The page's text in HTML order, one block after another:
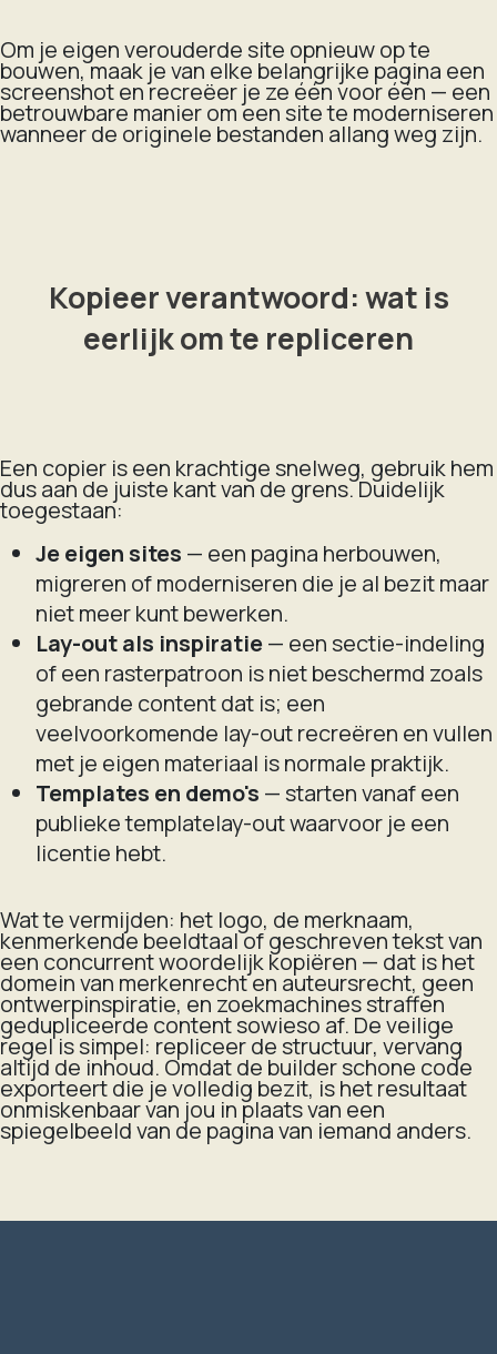
Om je eigen verouderde site opnieuw op te
bouwen, maak je van elke belangrijke pagina een
screenshot en recreëer je ze één voor één — een
betrouwbare manier om een site te moderniseren
wanneer de originele bestanden allang weg zijn.
Kopieer verantwoord: wat is
eerlijk om te repliceren
Een copier is een krachtige snelweg, gebruik hem
dus aan de juiste kant van de grens. Duidelijk
toegestaan:
Je eigen sites — een pagina herbouwen,
migreren of moderniseren die je al bezit maar
niet meer kunt bewerken.
Lay-out als inspiratie— een sectie-indeling
of een rasterpatroon is niet beschermd zoals
gebrande content dat is; een
veelvoorkomende lay-out recreëren en vullen
met je eigen materiaal is normale praktijk.
Templates en demo's — starten vanaf een
publieke templatelay-out waarvoor je een
licentie hebt.
Wat te vermijden: het logo, de merknaam,
kenmerkende beeldtaal of geschreven tekst van
een concurrent woordelijk kopiëren — dat is het
domein van merkenrecht en auteursrecht, geen
ontwerpinspiratie, en zoekmachines straffen
gedupliceerde content sowieso af. De veilige
regel is simpel: repliceer destructuur, vervang
altijd de inhoud. Omdat de builder schone code
exporteert die je volledig bezit, is het resultaat
onmiskenbaar van jou in plaats van een
spiegelbeeld van de pagina van iemand anders.